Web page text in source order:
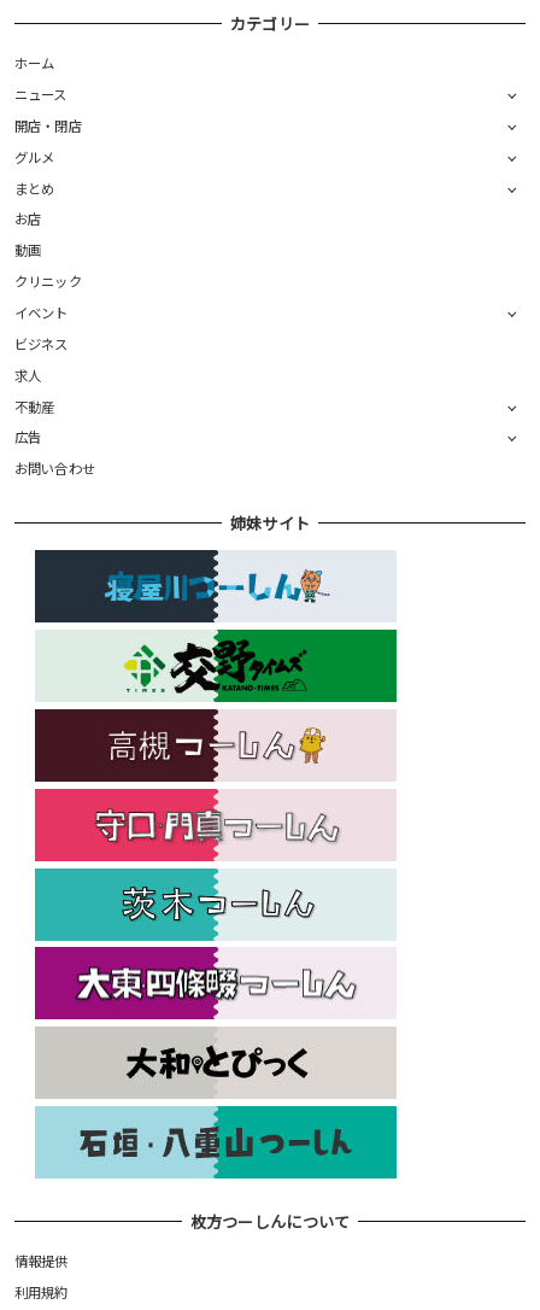
カテゴリー
ホーム
ニュース
開店・閉店
グルメ
まとめ
お店
動画
クリニック
イベント
ビジネス
求人
不動産
広告
お問い合わせ
姉妹サイト
枚方つーしんについて
情報提供
利用規約